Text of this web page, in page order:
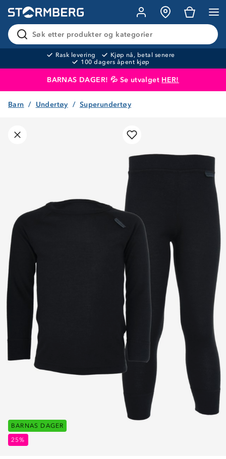
Søk etter produkter og kategorier
Rask levering
Kjøp nå, betal senere
100 dagers åpent kjøp
BARNAS DAGER! 💦 Se utvalget HER!
Produktet er lagt i handlekurven
Barn Undertøy Superundertøy
BARNAS DAGER
25%